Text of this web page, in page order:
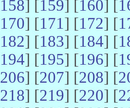
158] [159] [160] [
170] [171] [172] [
182] [183] [184] [
194] [195] [196] [
206] [207] [208] [
218] [219] [220] [